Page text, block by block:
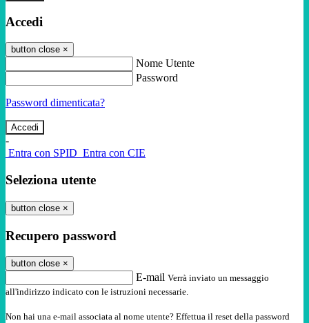
Accedi
button close ×
Nome Utente
Password
Password dimenticata?
-
Entra con SPID Entra con CIE
Seleziona utente
button close ×
Recupero password
button close ×
E-mail Verrà inviato un messaggio
all'indirizzo indicato con le istruzioni necessarie.
Non hai una e-mail associata al nome utente? Effettua il reset della password